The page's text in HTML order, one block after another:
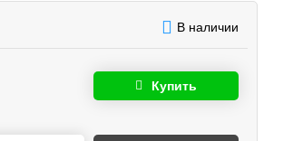
В наличии
Купить